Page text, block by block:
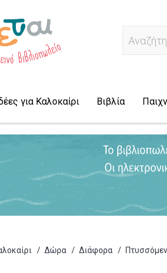
Ψάχν
για Καλοκαίρι Βιβλία
/ Δώρα / Διάφορα /